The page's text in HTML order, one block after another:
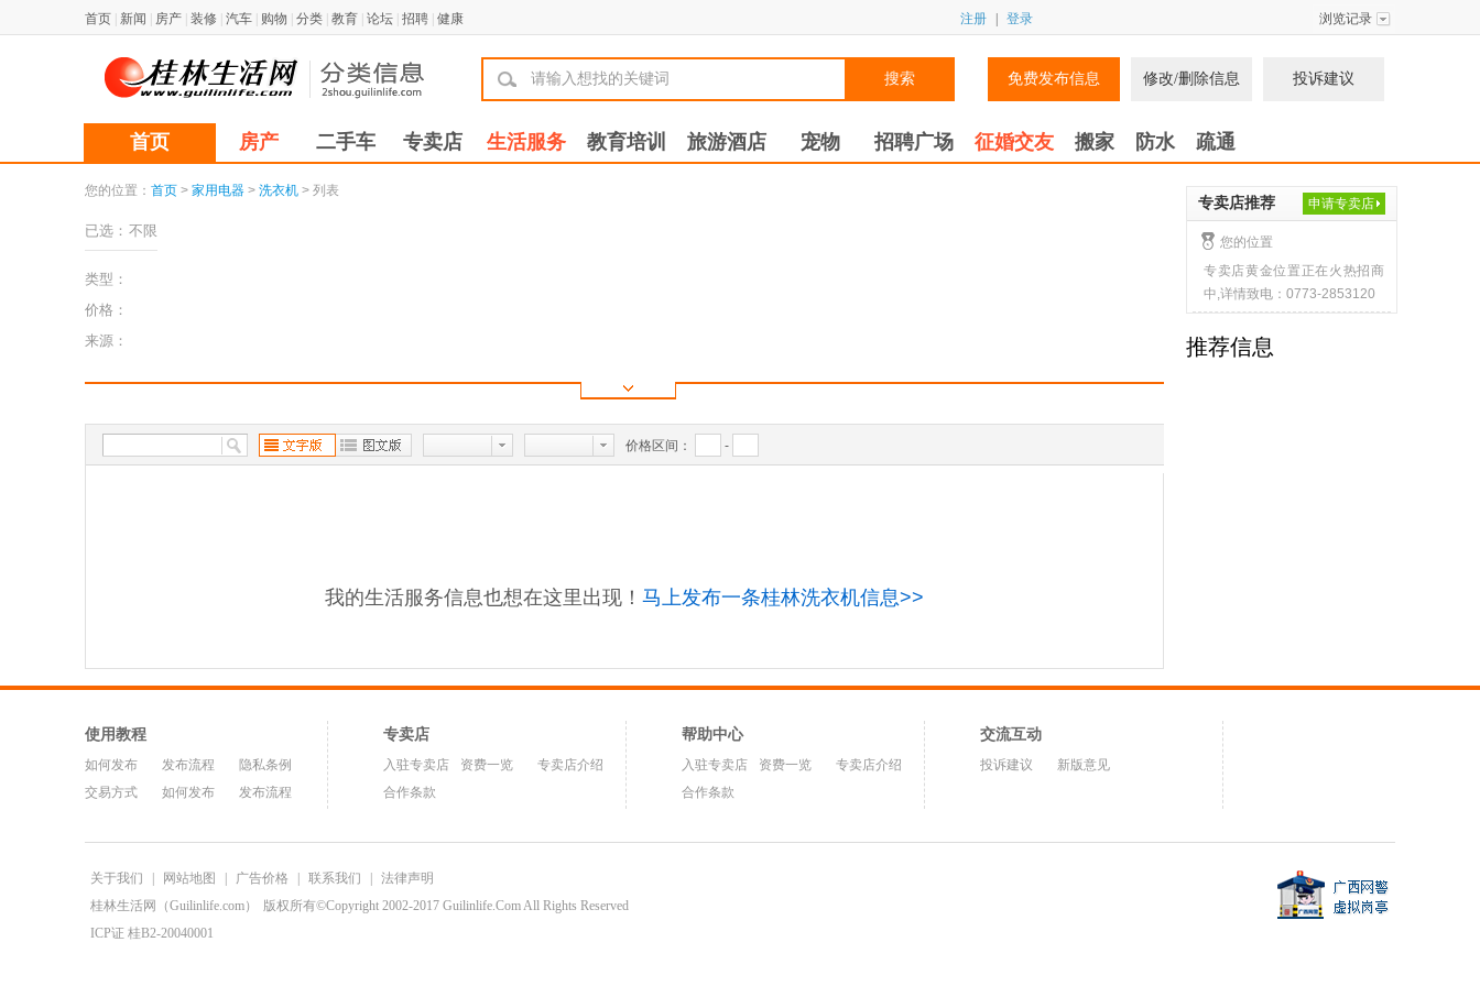
浏览记录
注册 登录
首页 新闻 房产 装修 汽车 购物 分类 教育 论坛 招聘 健康
搜索 免费发布信息 修改/删除信息 投诉建议
首页 房产 二手车 专卖店 生活服务 教育培训 旅游酒店 宠物 招聘广场 征婚交友 搬家 防水 疏通
您的位置： 首页 > 家用电器 > 洗衣机 > 列表
已选： 不限
类型：
价格：
来源：
价格区间： -
我的生活服务信息也想在这里出现！ 马上发布一条桂林洗衣机信息>>
专卖店推荐 申请专卖店
您的位置
专卖店黄金位置正在火热招商
中,详情致电：0773-2853120
推荐信息
使用教程
如何发布 发布流程
隐私条例
交易方式
如何发布 发布流程
专卖店
入驻专卖店 资费一览
专卖店介绍
合作条款
帮助中心
入驻专卖店 资费一览
专卖店介绍
合作条款
交流互动
投诉建议 新版意见
关于我们 网站地图 广告价格 联系我们
法律声明
桂林生活网（Guilinlife.com）
版权所有©Copyright 2002-2017 Guilinlife.Com All Rights Reserved
ICP证 桂B2-20040001